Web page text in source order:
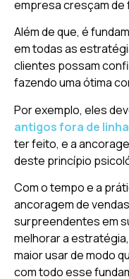
empresa cresçam de
Além de que, é
em todas as
clientes possam
fazendo uma ótima
Por exemplo, eles
antigos fora de linha
ter feito, e a
deste princípio
Com o tempo e a
ancoragem de
surpreendentes em
melhorar a
maior usar de modo
com todo esse